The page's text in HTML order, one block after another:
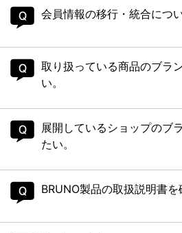
会員情報の移行・統合につ
取り扱っている商品のブラ
い。
展開しているショップのブ
たい。
BRUNO製品の取扱説明書を